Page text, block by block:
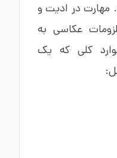
مهارت در ادیت و
عکاسی به
کلی که یک